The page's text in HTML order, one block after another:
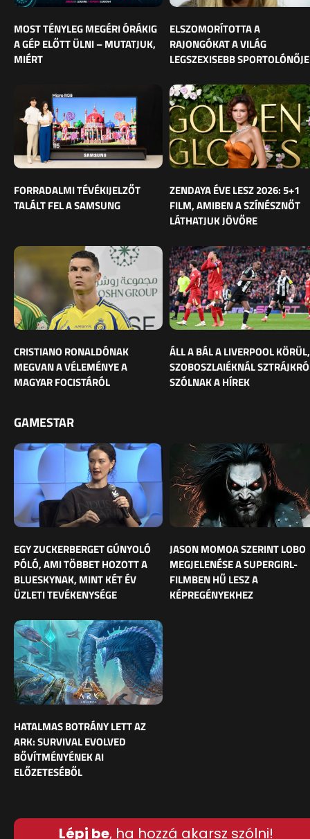
MOST TÉNYLEG MEGÉRI ÓRÁKIG
A GÉP ELŐTT ÜLNI – MUTATJUK,
MIÉRT
ELSZOMORÍTOTTA A
RAJONGÓKAT A VILÁG
LEGSZEXISEBB SPORTOLÓNŐJE
FORRADALMI TÉVÉKIJELZŐT
TALÁLT FEL A SAMSUNG
ZENDAYA ÉVE LESZ 2026: 5+1
FILM, AMIBEN A SZÍNÉSZNŐT
LÁTHATJUK JÖVŐRE
CRISTIANO RONALDÓNAK
MEGVAN A VÉLEMÉNYE A
MAGYAR FOCISTÁRÓL
ÁLL A BÁL A LIVERPOOL KÖRÜL,
SZOBOSZLAIÉKNÁL
SZÓLNAK A HÍREK
GAMESTAR
EGY ZUCKERBERGET GÚNYOLÓ
PÓLÓ, AMI TÖBBET HOZOTT A
BLUESKYNAK, MINT KÉT ÉV
ÜZLETI TEVÉKENYSÉGE
JASON MOMOA SZERINT LOBO
MEGJELENÉSE A SUPERGIRL-
FILMBEN HŰ LESZ A
KÉPREGÉNYEKHEZ
HATALMAS BOTRÁNY LETT AZ
ARK: SURVIVAL EVOLVED
BŐVÍTMÉNYÉNEK AI
ELŐZETESÉBŐL
Lépj be, ha hozzá akarsz szólni!